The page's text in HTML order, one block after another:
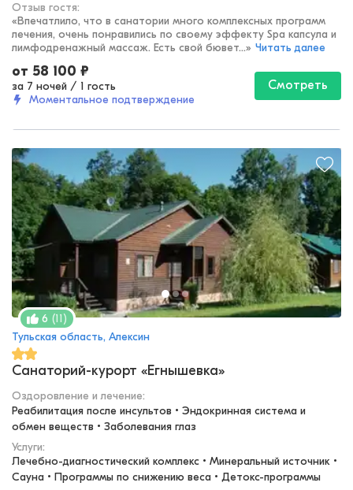
Отзыв гостя:
«Впечатлило, что в санатории много комплексных программ
лечения, очень понравились по своему эффекту Spa капсула и
лимфодренажный массаж. Есть свой бювет...» Читать далее
от 58 100 ₽
за 7 ночей / 1 гость
Моментальное подтверждение
Смотреть
6 (11)
Тульская область, Алексин
Санаторий-курорт «Егнышевка»
Оздоровление и лечение:
Реабилитация после инсультов • Эндокринная система и
обмен веществ • Заболевания глаз
Услуги:
Лечебно-диагностический комплекс • Минеральный источник •
Сауна • Программы по снижению веса • Детокс-программы